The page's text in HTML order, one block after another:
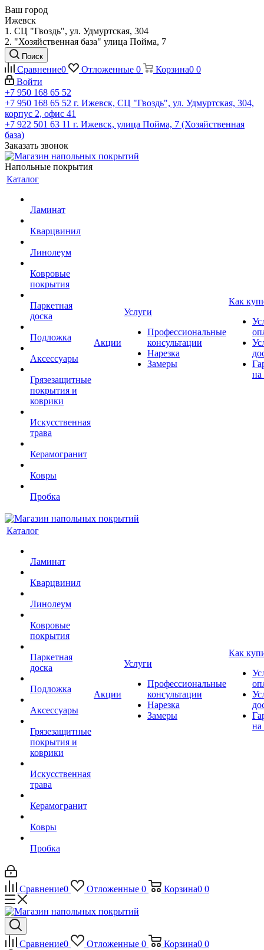
Ваш город
Ижевск
1. СЦ "Гвоздь", ул. Удмуртская, 304
2. "Хозяйственная база" улица Пойма, 7
Поиск
Сравнение0 Отложенные 0 Корзина0 0
Войти
+7 950 168 65 52
+7 950 168 65 52 г. Ижевск, СЦ "Гвоздь", ул. Удмуртская, 304,
корпус 2, офис 41
+7 922 501 63 11 г. Ижевск, улица Пойма, 7 (Хозяйственная
база)
Заказать звонок
Напольные покрытия
Каталог
Ламинат
Кварцвинил
Линолеум
Ковровые
покрытия
Паркетная
доска
Подложка
Аксессуары
Грязезащитные
покрытия и
коврики
Искусственная
трава
Керамогранит
Ковры
Пробка
Акции
Услуги
Профессиональные
консультации
Нарезка
Замеры
Как
на
Каталог
Ламинат
Кварцвинил
Линолеум
Ковровые
покрытия
Паркетная
доска
Подложка
Аксессуары
Грязезащитные
покрытия и
коврики
Искусственная
трава
Керамогранит
Ковры
Пробка
Акции
Услуги
Профессиональные
консультации
Нарезка
Замеры
Как
на
Сравнение0 Отложенные 0 Корзина0 0
Сравнение0 Отложенные 0 Корзина0 0